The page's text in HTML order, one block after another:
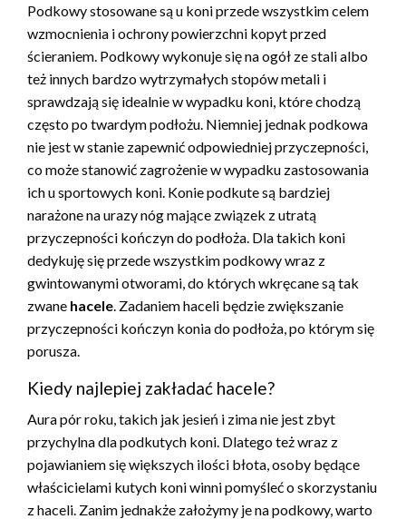
Podkowy stosowane są u koni przede wszystkim celem
wzmocnienia i ochrony powierzchni kopyt przed
ścieraniem. Podkowy wykonuje się na ogół ze stali albo
też innych bardzo wytrzymałych stopów metali i
sprawdzają się idealnie w wypadku koni, które chodzą
często po twardym podłożu. Niemniej jednak podkowa
nie jest w stanie zapewnić odpowiedniej przyczepności,
co może stanowić zagrożenie w wypadku zastosowania
ich u sportowych koni. Konie podkute są bardziej
narażone na urazy nóg mające związek z utratą
przyczepności kończyn do podłoża. Dla takich koni
dedykuję się przede wszystkim podkowy wraz z
gwintowanymi otworami, do których wkręcane są tak
zwane hacele . Zadaniem haceli będzie zwiększanie
przyczepności kończyn konia do podłoża, po którym się
porusza.
Kiedy najlepiej zakładać hacele?
Aura pór roku, takich jak jesień i zima nie jest zbyt
przychylna dla podkutych koni. Dlatego też wraz z
pojawianiem się większych ilości błota, osoby będące
właścicielami kutych koni winni pomyśleć o skorzystaniu
z haceli. Zanim jednakże założymy je na podkowy, warto